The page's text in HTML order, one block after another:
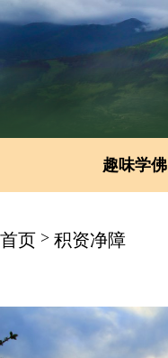
趣味学佛
首页 > 积资净障